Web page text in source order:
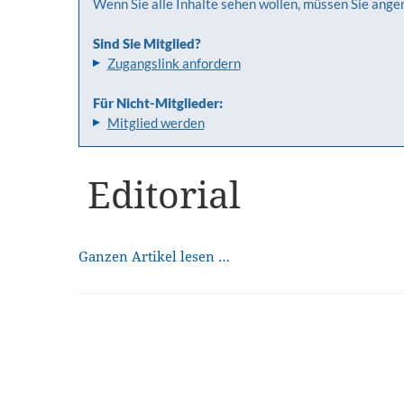
Wenn Sie alle Inhalte sehen wollen, müssen Sie
Sind Sie Mitglied?
Zugangslink anfordern
Für Nicht-Mitglieder:
Mitglied werden
Editorial
Ganzen Artikel lesen …